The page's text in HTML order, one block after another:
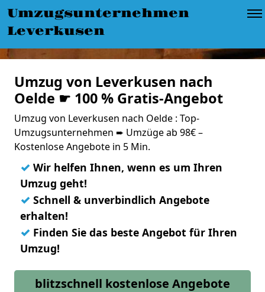
Umzugsunternehmen
Leverkusen
Umzug von Leverkusen nach
Oelde ☛ 100 % Gratis-Angebot
Umzug von Leverkusen nach Oelde : Top-
Umzugsunternehmen ➨ Umzüge ab 98€ –
Kostenlose Angebote in 5 Min.
✓ Wir helfen Ihnen, wenn es um Ihren
Umzug geht!
✓ Schnell & unverbindlich Angebote
erhalten!
✓ Finden Sie das beste Angebot für Ihren
Umzug!
blitzschnell kostenlose Angebote